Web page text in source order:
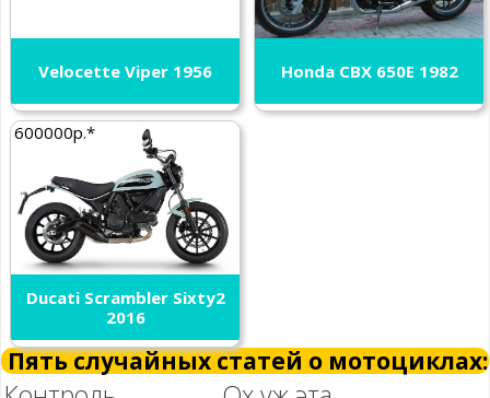
Velocette Viper 1956 Honda CBX 650E 1982
600000р.*
Ducati Scrambler Sixty2
2016
Пять случайных статей о мотоциклах: